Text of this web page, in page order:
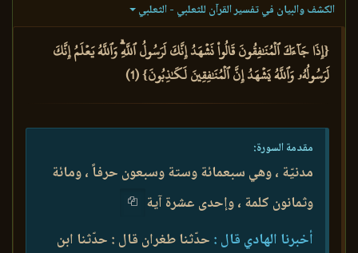
الكشف والبيان في تفسير القرآن للثعلبي - الثعلبي
{إِذَا جَآءَكَ ٱلۡمُنَٰفِقُونَ قَالُواْ نَشۡهَدُ إِنَّكَ لَرَسُولُ ٱللَّهِۗ وَٱللَّهُ يَعۡلَمُ إِنَّكَ
لَرَسُولُهُۥ وَٱللَّهُ يَشۡهَدُ إِنَّ ٱلۡمُنَٰفِقِينَ لَكَٰذِبُونَ} (1)
مقدمة السورة:
مدنيّة ، وهي سبعمائة وستة وسبعون حرفاً ، ومائة
وثمانون كلمة ، وإحدى عشرة آية
أخبرنا الهادي قال : حدّثنا طغران قال : حدّثنا ابن